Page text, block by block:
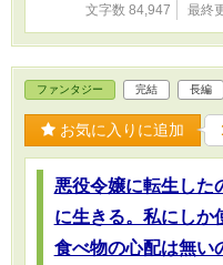
文字数 84,947 最終
ファンタジー 完結 長編
お気に入りに追加
悪役令嬢に転生した
に生きる。私にしか
食べ物の心配は無い